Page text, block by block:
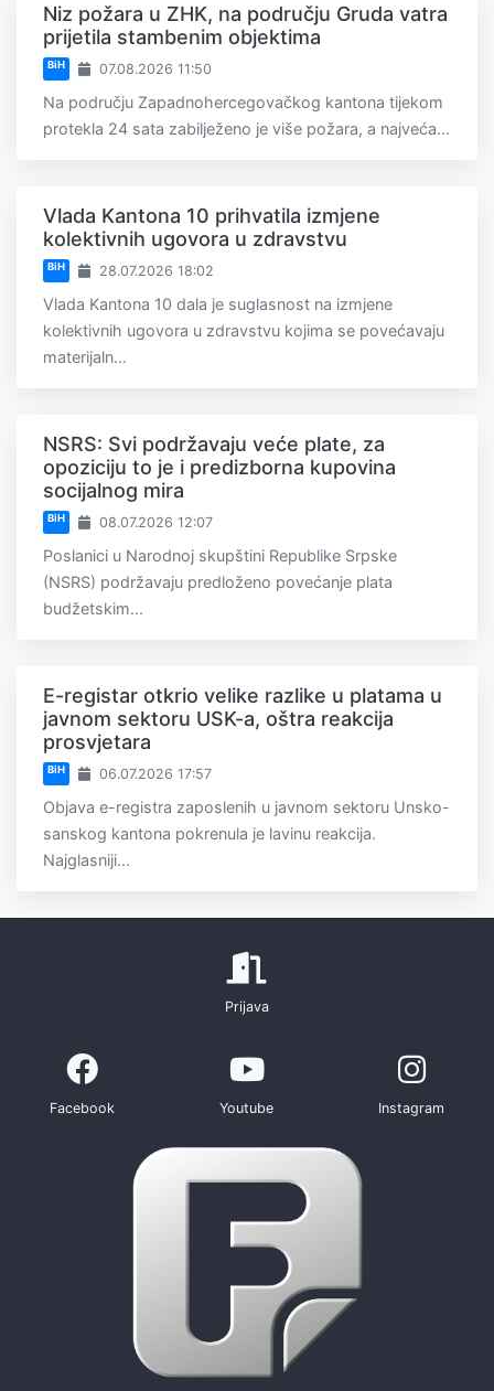
Niz požara u ZHK, na području Gruda vatra
prijetila stambenim objektima
BiH 07.08.2026 11:50
Na području Zapadnohercegovačkog kantona tijekom
protekla 24 sata zabilježeno je više požara, a najveća...
Vlada Kantona 10 prihvatila izmjene
kolektivnih ugovora u zdravstvu
BiH 28.07.2026 18:02
Vlada Kantona 10 dala je suglasnost na izmjene
kolektivnih ugovora u zdravstvu kojima se povećavaju
materijaln...
NSRS: Svi podržavaju veće plate, za
opoziciju to je i predizborna kupovina
socijalnog mira
BiH 08.07.2026 12:07
Poslanici u Narodnoj skupštini Republike Srpske
(NSRS) podržavaju predloženo povećanje plata
budžetskim...
E-registar otkrio velike razlike u platama u
javnom sektoru USK-a, oštra reakcija
prosvjetara
BiH 06.07.2026 17:57
Objava e-registra zaposlenih u javnom sektoru Unsko-
sanskog kantona pokrenula je lavinu reakcija.
Najglasniji...
Prijava
Facebook Youtube Instagram